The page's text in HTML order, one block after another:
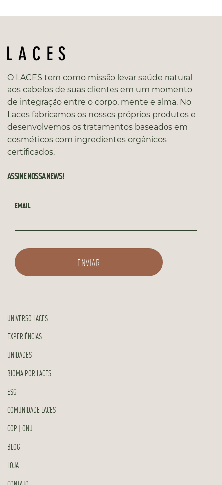
O LACES tem como missão levar saúde natural
aos cabelos de suas clientes em um momento
de integração entre o corpo, mente e alma. No
Laces fabricamos os nossos próprios produtos e
desenvolvemos os tratamentos baseados em
cosméticos com ingredientes orgânicos
certificados.
ASSINE NOSSA NEWS!
EMAIL
UNIVERSO LACES
EXPERIÊNCIAS
UNIDADES
BIOMA POR LACES
ESG
COMUNIDADE LACES
COP | ONU
BLOG
LOJA